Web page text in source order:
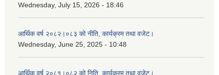
Wednesday, July 15, 2026 - 18:46
आर्थिक वर्ष २०८२।०८३ को नीति, कार्यक्रम तथा वजेट।
Wednesday, June 25, 2025 - 10:48
आर्थिक वर्ष २०८१।०८२ को निति, कार्यक्रम तथा वजेट।